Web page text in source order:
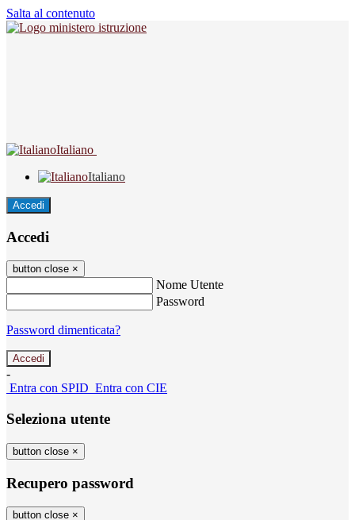
Salta al contenuto
Italiano
Italiano
Accedi
Accedi
button close ×
Nome Utente
Password
Password dimenticata?
-
Entra con SPID Entra con CIE
Seleziona utente
button close ×
Recupero password
button close ×